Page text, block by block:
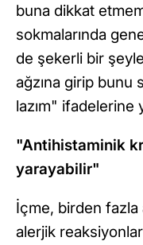
buna dikkat
sokmalarında
de şekerli bir
ağzına girip bunu
lazım" ifadelerine
"Antihistaminik
yarayabilir"
İçme, birden fazla
alerjik